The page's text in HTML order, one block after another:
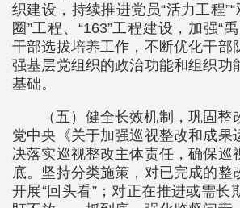
织建设，持续推进党员“活力工程”“
圈”工程、“163”工程建设，加强“
干部选拔培养工作，不断优化干部
强基层党组织的政治功能和组织功
基础。
（五）健全长效机制，巩固
党中央《关于加强巡视整改和成果
决落实巡视整改主体责任，确保巡
底。坚持分类施策，对已完成的整
开展“回头看”；对正在推进或需长